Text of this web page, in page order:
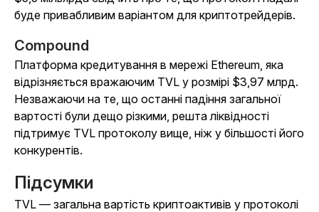
буде привабливим варіантом для криптотрейдерів.
Compound
Платформа кредитування в мережі Ethereum, яка
відрізняється вражаючим TVL у розмірі $3,97 млрд.
Незважаючи на те, що останні падіння загальної
вартості були дещо різкими, решта ліквідності
підтримує TVL протоколу вище, ніж у більшості його
конкурентів.
Підсумки
TVL — загальна вартість криптоактивів у протоколі